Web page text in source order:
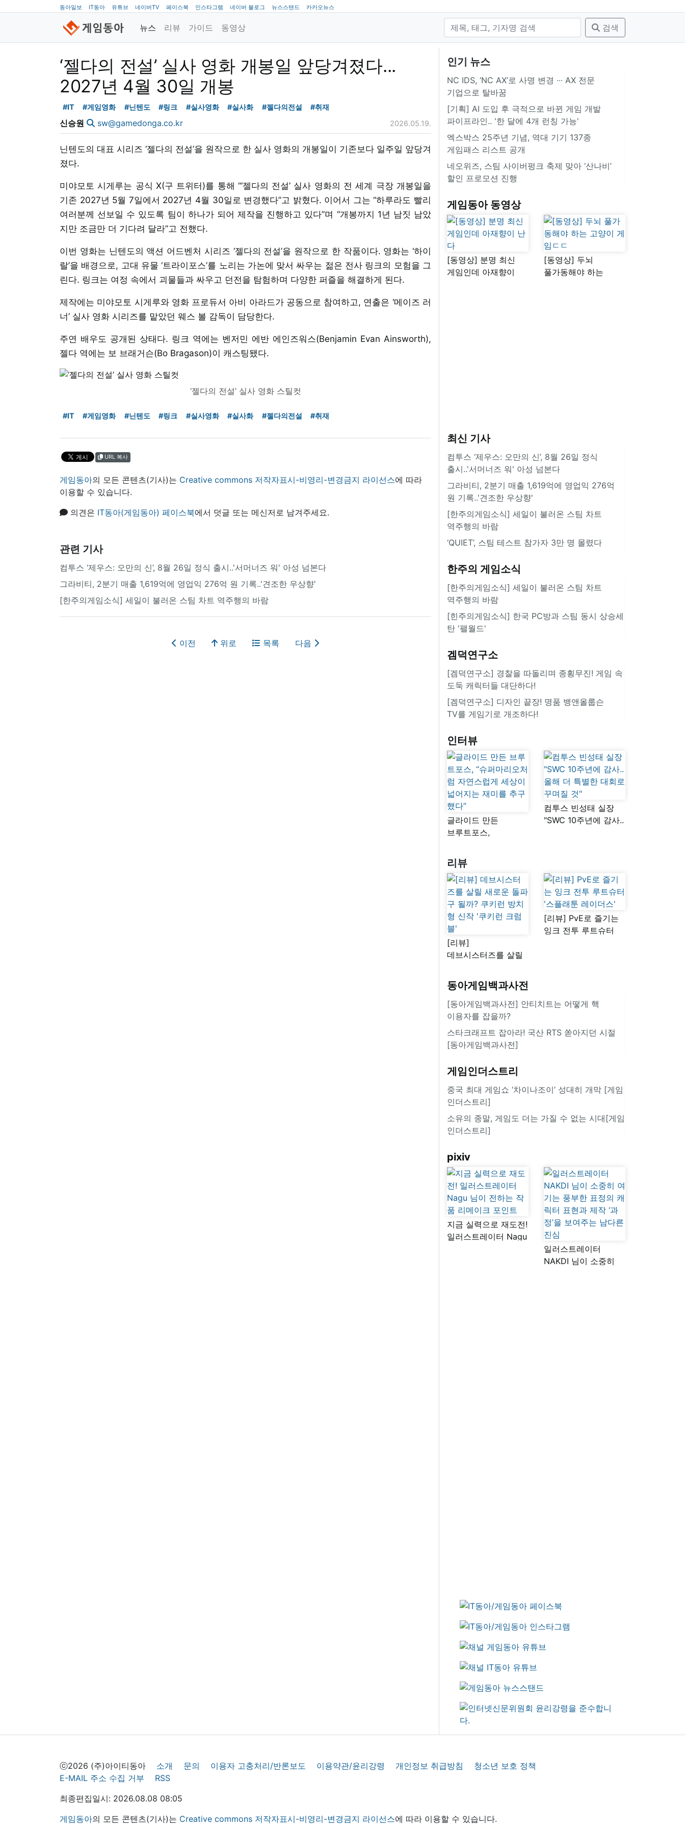
동아일보 IT동아 유튜브 네이버TV 페이스북 인스타그램 네이버 블로그 뉴스스탠드 카카오뉴스
뉴스 리뷰 가이드 동영상 검색
‘젤다의 전설’ 실사 영화 개봉일 앞당겨졌다...
2027년 4월 30일 개봉
#IT #게임영화 #닌텐도 #링크 #실사영화 #실사화 #젤다의전설 #취재
신승원 sw@gamedonga.co.kr 2026.05.19.
닌텐도의 대표 시리즈 ‘젤다의 전설’을 원작으로 한 실사 영화의 개봉일이 기존보다 일주일 앞당겨
졌다.
미야모토 시게루는 공식 X(구 트위터)를 통해 “‘젤다의 전설’ 실사 영화의 전 세계 극장 개봉일을
기존 2027년 5월 7일에서 2027년 4월 30일로 변경했다”고 밝혔다. 이어서 그는 “하루라도 빨리
여러분께 선보일 수 있도록 팀이 하나가 되어 제작을 진행하고 있다”며 “개봉까지 1년 남짓 남았
지만 조금만 더 기다려 달라”고 전했다.
이번 영화는 닌텐도의 액션 어드벤처 시리즈 ‘젤다의 전설’을 원작으로 한 작품이다. 영화는 ‘하이
랄’을 배경으로, 고대 유물 ‘트라이포스’를 노리는 가논에 맞서 싸우는 젊은 전사 링크의 모험을 그
린다. 링크는 여정 속에서 괴물들과 싸우고 던전을 탐험하며 다양한 퍼즐을 해결하게 된다.
제작에는 미야모토 시게루와 영화 프로듀서 아비 아라드가 공동으로 참여하고, 연출은 ‘메이즈 러
너’ 실사 영화 시리즈를 맡았던 웨스 볼 감독이 담당한다.
주연 배우도 공개된 상태다. 링크 역에는 벤저민 에반 에인즈워스(Benjamin Evan Ainsworth),
젤다 역에는 보 브래거슨(Bo Bragason)이 캐스팅됐다.
‘젤다의 전설’ 실사 영화 스틸컷
#IT #게임영화 #닌텐도 #링크 #실사영화 #실사화 #젤다의전설 #취재
URL 복사
게임동아의 모든 콘텐츠(기사)는 Creative commons 저작자표시-비영리-변경금지 라이선스에 따라
이용할 수 있습니다.
의견은 IT동아(게임동아) 페이스북에서 덧글 또는 메신저로 남겨주세요.
관련 기사
컴투스 ‘제우스: 오만의 신’, 8월 26일 정식 출시..'서머너즈 워' 아성 넘본다
그라비티, 2분기 매출 1,619억에 영업익 276억 원 기록..'견조한 우상향'
[한주의게임소식] 세일이 불러온 스팀 차트 역주행의 바람
이전 위로 목록 다음
인기 뉴스
NC IDS, ‘NC AX’로 사명 변경 ∙∙∙ AX 전문
기업으로 탈바꿈
[기획] AI 도입 후 극적으로 바뀐 게임 개발
파이프라인.. '한 달에 4개 런칭 가능'
엑스박스 25주년 기념, 역대 기기 137종
게임패스 리스트 공개
네오위즈, 스팀 사이버펑크 축제 맞아 ‘산나비’
할인 프로모션 진행
게임동아 동영상
[동영상] 분명 최신
게임인데 아재향이
[동영상] 두뇌
풀가동해야 하는
최신 기사
컴투스 ‘제우스: 오만의 신’, 8월 26일 정식
출시..'서머너즈 워' 아성 넘본다
그라비티, 2분기 매출 1,619억에 영업익 276억
원 기록..'견조한 우상향'
[한주의게임소식] 세일이 불러온 스팀 차트
역주행의 바람
‘QUIET’, 스팀 테스트 참가자 3만 명 몰렸다
한주의 게임소식
[한주의게임소식] 세일이 불러온 스팀 차트
역주행의 바람
[힌주의게임소식] 한국 PC방과 스팀 동시 상승세
탄 '팰월드'
겜덕연구소
[겜덕연구소] 경찰을 따돌리며 종횡무진! 게임 속
도둑 캐릭터들 대단하다!
[겜덕연구소] 디자인 끝장! 명품 뱅앤올룹슨
TV를 게임기로 개조하다!
인터뷰
글라이드 만든
브루트포스,
자연스럽게 세상이
넓어지는 재미를
추구했다”
컴투스 빈성태 실장
"SWC 10주년에 감사..
리뷰
[리뷰]
데브시스터즈를 살릴
쿠키런 방치형 신작
'쿠키런 크럼블'
[리뷰] PvE로 즐기는
잉크 전투 루트슈터
동아게임백과사전
[동아게임백과사전] 안티치트는 어떻게 핵
이용자를 잡을까?
스타크래프트 잡아라! 국산 RTS 쏟아지던 시절
[동아게임백과사전]
게임인더스트리
중국 최대 게임쇼 ‘차이나조이’ 성대히 개막 [게임
인더스트리]
소유의 종말, 게임도 더는 가질 수 없는 시대[게임
인더스트리]
pixiv
지금 실력으로 재도전!
일러스트레이터 Nagu
일러스트레이터
NAKDI 님이 소중히
ⓒ2026 (주)아이티동아 소개 문의 이용자 고충처리/반론보도 이용약관/윤리강령 개인정보 취급방침
청소년 보호 정책
E-MAIL 주소 수집 거부
RSS
최종편집일시: 2026.08.08 08:05
게임동아의 모든 콘텐츠(기사)는 Creative commons 저작자표시-비영리-변경금지 라이선스에 따라 이용할 수 있습니다.